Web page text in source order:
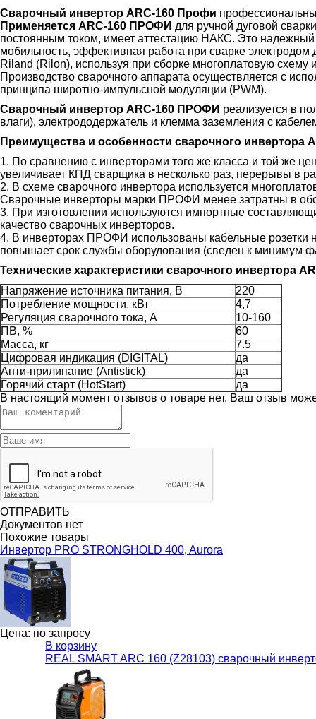
Сварочный инвертор ARC-160 Профи
Применяется ARC-160 ПРОФИ для ручной дуговой
постоянным током, имеет аттестацию НАКС. Это
мобильность, эффективная работа при сварке
Riland (Rilon), используя при сборке многоплатовую
Производство сварочного аппарата осуществляется с
принципа широтно-импульсной модуляции (PWM).
Сварочный инвертор ARC-160 ПРОФИ реализуется в
влаги), электрододержатель и клемма заземления с
Преимущества и особенности сварочного инвертора
1. По сравнению с инверторами того же класса и той же
увеличивает КПД сварщика в несколько раз, перерывы в
2. В схеме сварочного инвертора используется
Сварочные инверторы марки ПРОФИ менее затратны в
3. При изготовлении используются импортные
качество сварочных инверторов.
4. В инверторах ПРОФИ использованы кабельные розетки
повышает срок службы оборудования (сведен к минимум
Технические характеристики сварочного инвертора
Напряжение источника питания, В
220
Потребление мощности, кВт
4,7
Регуляция сварочного тока, А
10-160
ПВ, %
60
Масса, кг
7.5
Цифровая индикация (DIGITAL)
да
Анти-прилипание (Antistick)
да
Горячий старт (HotStart)
да
В настоящий момент отзывов о товаре нет, Ваш отзыв
ОТПРАВИТЬ
Документов нет
Похожие товары
Инвертор PRO STRONGHOLD 400, Aurora
Цена: по запросу
В корзину
REAL SMART ARC 160 (Z28103) сварочный